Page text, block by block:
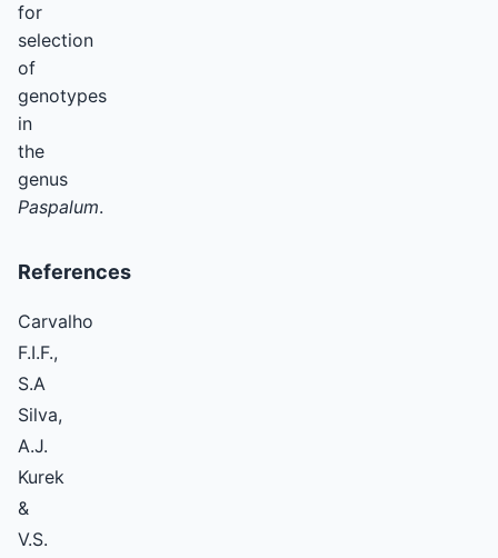
for
selection
of
genotypes
in
the
genus
Paspalum.
References
Carvalho
F.I.F.,
S.A
Silva,
A.J.
Kurek
&
V.S.